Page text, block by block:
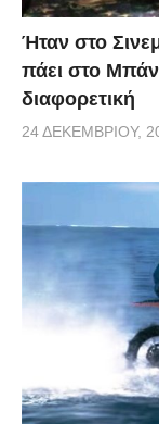
Ήταν στο
πάει στο
διαφορετική
24 ΔΕΚΕΜΒΡΊΟΥ,